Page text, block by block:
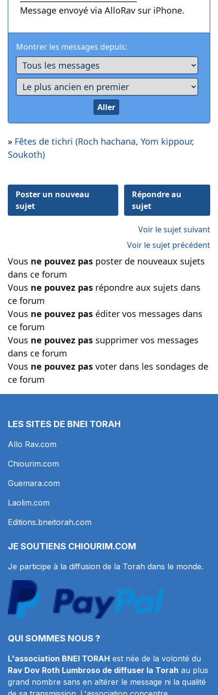
Message envoyé via AlloRav sur iPhone.
Montrer les messages depuis:
» Fêtes de tichri (Roch hachana, Yom kippour,
Soukoth)
Poster un nouveau
sujet
Répondre au
sujet
Voir le sujet suivant
Voir le sujet précédent
Vous ne pouvez pas poster de nouveaux sujets
dans ce forum
Vous ne pouvez pas répondre aux sujets dans
ce forum
Vous ne pouvez pas éditer vos messages dans
ce forum
Vous ne pouvez pas supprimer vos messages
dans ce forum
Vous ne pouvez pas voter dans les sondages de
ce forum
LES SITES DE BNEI TORAH
Allo Rav.com
Chiourim.com
Guemara.com
Laolim.com
Editions.bneitorah.com
JE SOUTIENS CHIOURIM.COM
Je participe à la diffusion de la Torah dans le monde.
QUI SOMMES NOUS ?
L'association BNEI TORAH est née de la volonté du
Rav Dov Roth Lumbroso de diffuser la Torah au plus
grand nombre sans en altérer le message ni la qualité